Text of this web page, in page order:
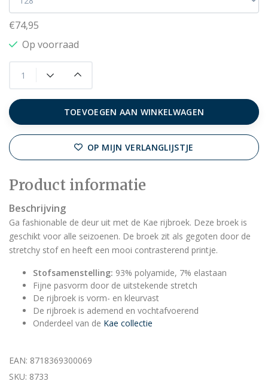
€74,95
Op voorraad
TOEVOEGEN AAN WINKELWAGEN
OP MIJN VERLANGLIJSTJE
Product informatie
Beschrijving
Ga fashionable de deur uit met de Kae rijbroek. Deze broek is
geschikt voor alle seizoenen. De broek zit als gegoten door de
stretchy stof en heeft een mooi contrasterend printje.
Stofsamenstelling: 93% polyamide, 7% elastaan
Fijne pasvorm door de uitstekende stretch
De rijbroek is vorm- en kleurvast
De rijbroek is ademend en vochtafvoerend
Onderdeel van de Kae collectie
EAN: 8718369300069
SKU: 8733